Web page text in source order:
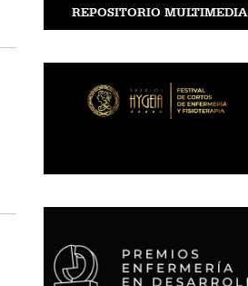
REPOSITORIO MULTIMEDIA